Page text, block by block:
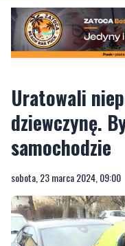
Uratowali
samochodzie
sobota, 23 marca 2024, 09:00